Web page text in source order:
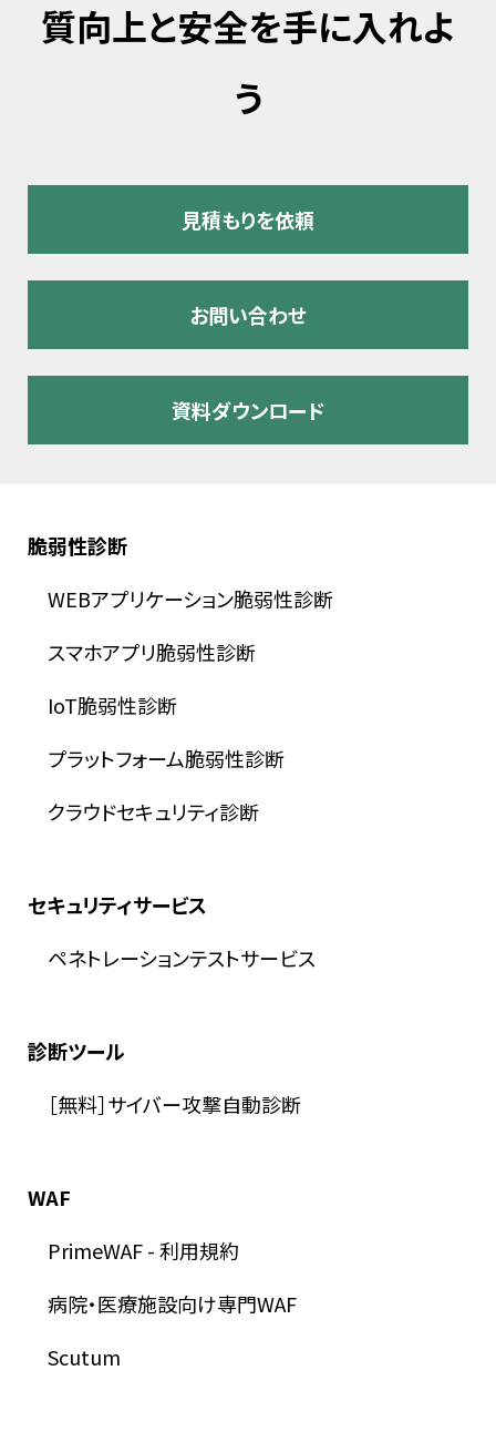
質向上と安全を手に入れよ
う
見積もりを依頼
お問い合わせ
資料ダウンロード
脆弱性診断
WEBアプリケーション脆弱性診断
スマホアプリ脆弱性診断
IoT脆弱性診断
プラットフォーム脆弱性診断
クラウドセキュリティ診断
セキュリティサービス
ペネトレーションテストサービス
診断ツール
［無料］サイバー攻撃自動診断
WAF
PrimeWAF-利用規約
病院・医療施設向け専門WAF
Scutum